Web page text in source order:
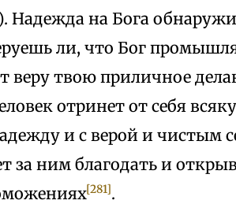
Надежда на Бога
ли, что Бог
веру твою приличное
отринет от себя
и с верой и чистым
за ним благодать и
[281].